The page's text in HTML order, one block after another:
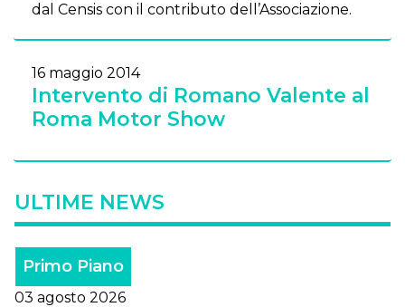
dal Censis con il contributo dell’Associazione.
16 maggio 2014
Intervento di Romano Valente al
Roma Motor Show
ULTIME NEWS
Primo Piano
03 agosto 2026